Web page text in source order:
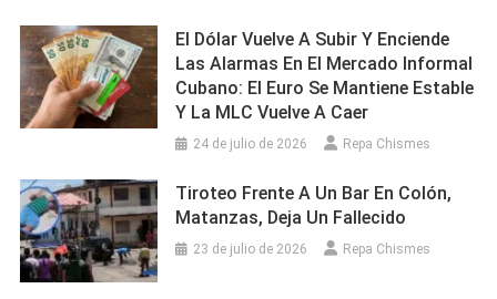
El Dólar Vuelve A Subir Y Enciende
Las Alarmas En El Mercado Informal
Cubano: El Euro Se Mantiene Estable
Y La MLC Vuelve A Caer
24 de julio de 2026 Repa Chismes
Tiroteo Frente A Un Bar En Colón,
Matanzas, Deja Un Fallecido
23 de julio de 2026 Repa Chismes